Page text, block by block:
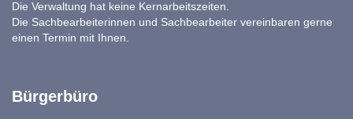
Die Verwaltung hat keine Kernarbeitszeiten.
Die Sachbearbeiterinnen und Sachbearbeiter vereinbaren gerne
einen Termin mit Ihnen.
Bürgerbüro